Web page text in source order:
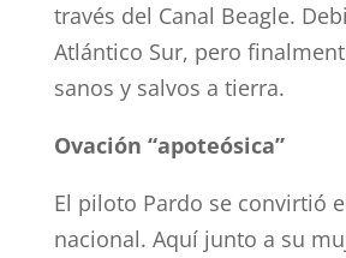
través del Canal Beagle.
Atlántico Sur, pero
sanos y salvos a tierra.
Ovación “apoteósica”
El piloto Pardo se convirtió
nacional. Aquí junto a su